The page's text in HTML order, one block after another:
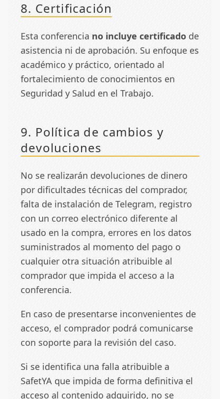
8. Certificación
Esta conferencia no incluye certificadode
asistencia ni de aprobación. Su enfoque es
académico y práctico, orientado al
fortalecimiento de conocimientos en
Seguridad y Salud en el Trabajo.
9. Política de cambios y
devoluciones
No se realizarán devoluciones de dinero
por dificultades técnicas del comprador,
falta de instalación de Telegram, registro
con un correo electrónico diferente al
usado en la compra, errores en los datos
suministrados al momento del pago o
cualquier otra situación atribuible al
comprador que impida el acceso a la
conferencia.
En caso de presentarse inconvenientes de
acceso, el comprador podrá comunicarse
con soporte para la revisión del caso.
Si se identifica una falla atribuible a
SafetYA que impida de forma definitiva el
acceso al contenido adquirido, no se